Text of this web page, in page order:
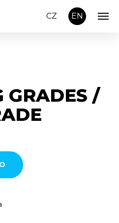
CZ EN
GRADES /